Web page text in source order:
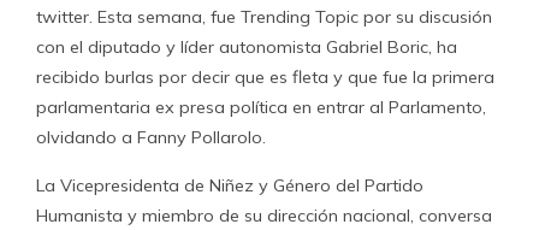
twitter. Esta semana, fue Trending Topic por su discusión
con el diputado y líder autonomista Gabriel Boric, ha
recibido burlas por decir que es fleta y que fue la primera
parlamentaria ex presa política en entrar al Parlamento,
olvidando a Fanny Pollarolo.
La Vicepresidenta de Niñez y Género del Partido
Humanista y miembro de su dirección nacional, conversa